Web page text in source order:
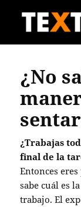
¿No
¿Trabajas
final de la
Entonces
sabe cuál es
trabajo. El